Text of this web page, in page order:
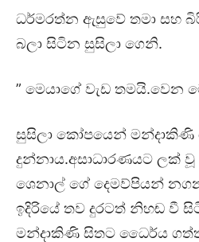
ධර්මරත්න ඇසුවේ තමා සහ
බලා සිටින සුසිලා ගෙනි.
” මෙයාගේ වැඩ තමයි.වෙන
සුසිලා කෝපයෙන් මන්දාකිණි
දුන්නාය.අසාධාරණයට ලක් වූ
ශෙනාල් ගේ දෙමව්පියන්
ඉදිරියේ තව දුරටත් නිහඬ වී
මන්දාකිණි සිතට ධෛර්ය